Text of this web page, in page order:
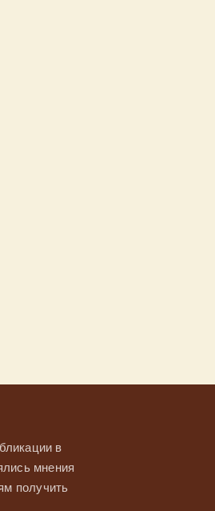
в
мнения
получить